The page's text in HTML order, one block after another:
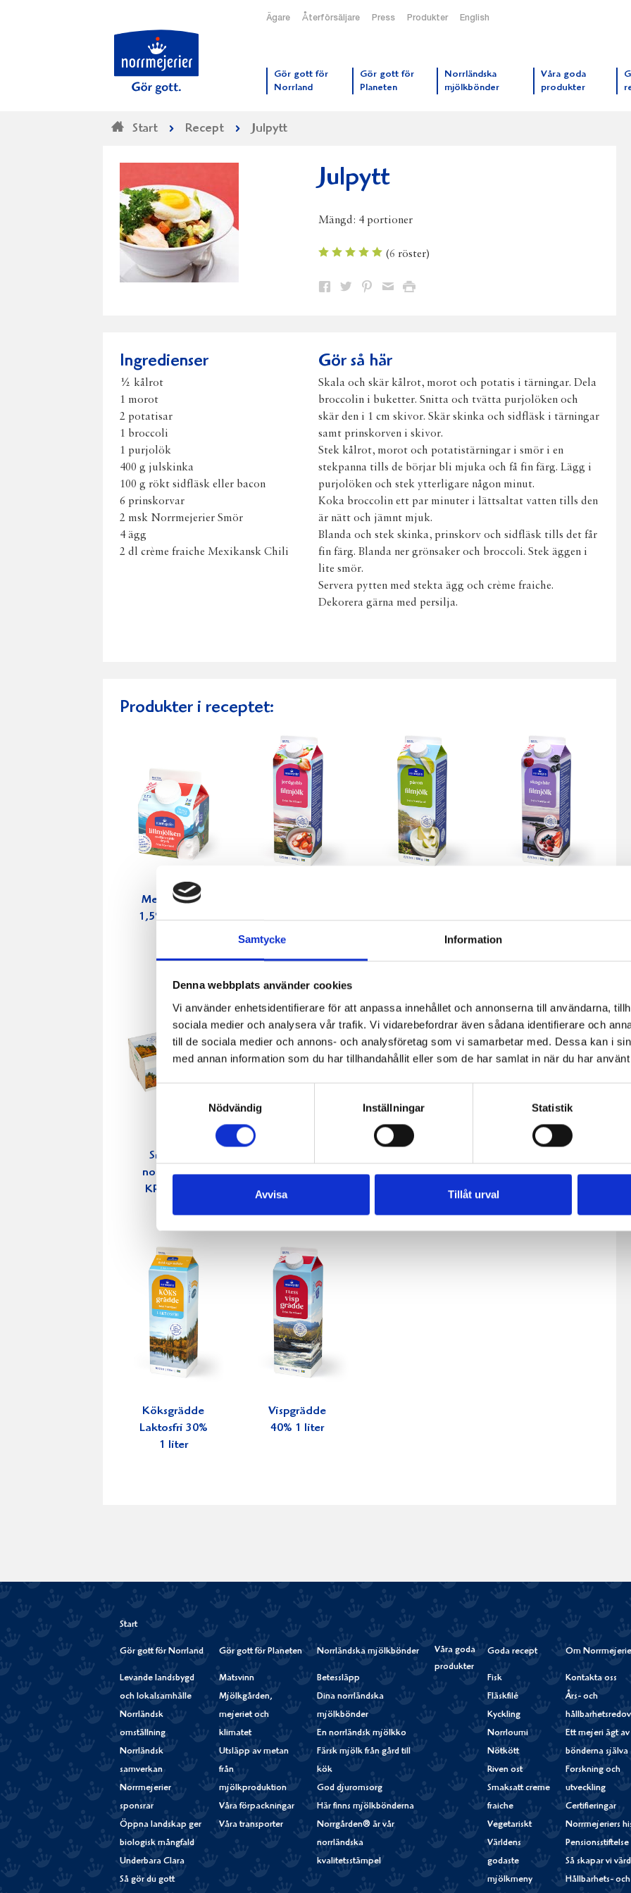
Samtycke Information
Denna webbplats använder cookies
Vi använder enhetsidentifierare för att anpassa innehållet och annonserna till användarna,
sociala medier och analysera vår trafik. Vi vidarebefordrar även sådana identifierare och
till de sociala medier och annons- och analysföretag som vi samarbetar med. Dessa kan i
med annan information som du har tillhandahållit eller som de har samlat in när du har
Nödvändig
Inställningar Statistik
Avvisa Tillåt urval
Ägare Återförsäljare Press Produkter English
Gör gott för
Norrland
Gör gott för
Planeten
Norrländska
mjölkbönder
Våra goda
produkter
Start Recept Julpytt
Julpytt
Mängd: 4 portioner
(6 röster)
Dela Dela Dela DelaSkriv
Ingredienser
½ kålrot
1 morot
2 potatisar
1 broccoli
1 purjolök
400 g julskinka
100 g rökt sidfläsk eller bacon
6 prinskorvar
2 msk Norrmejerier Smör
4 ägg
2 dl crème fraiche Mexikansk Chili
Gör så här
Skala och skär kålrot, morot och potatis i tärningar. Dela
broccolin i buketter. Snitta och tvätta purjolöken och
skär den i 1 cm skivor. Skär skinka och sidfläsk i tärningar
samt prinskorven i skivor.
Stek kålrot, morot och potatistärningar i smör i en
stekpanna tills de börjar bli mjuka och få fin färg. Lägg i
purjolöken och stek ytterligare någon minut.
Koka broccolin ett par minuter i lättsaltat vatten tills den
är nätt och jämnt mjuk.
Blanda och stek skinka, prinskorv och sidfläsk tills det får
fin färg. Blanda ner grönsaker och broccoli. Stek äggen i
lite smör.
Servera pytten med stekta ägg och crème fraiche.
Dekorera gärna med persilja.
Produkter i receptet:
Mellanmjölk
1,5% laktosfri
2,7% 1000g
1000g
2,7% 1000g
Smör Eko
normalsaltat
KRAV 500g
Fraichen 34%
500g
Fraichen 34%
Fraichen 13%
Köksgrädde
Laktosfri 30%
1 liter
Vispgrädde
40% 1 liter
Start
Gör gott för Norrland
Levande landsbygd
och lokalsamhälle
Norrländsk
omställning
Norrländsk
samverkan
Norrmejerier
sponsrar
Öppna landskap ger
biologisk mångfald
Underbara Clara
Så gör du gott
Gör gott för Planeten
Matsvinn
Mjölkgården,
mejeriet och
klimatet
Utsläpp av metan
från
mjölkproduktion
Våra förpackningar
Våra transporter
Norrländska mjölkbönder
Betessläpp
Dina norrländska
mjölkbönder
En norrländsk mjölkko
Färsk mjölk från gård till
kök
God djuromsorg
Här finns mjölkbönderna
Norrgården® är vår
norrländska
kvalitetsstämpel
Våra goda
produkter
Goda recept
Fisk
Fläskfilé
Kyckling
Norrloumi
Nötkött
Riven ost
Smaksatt creme
fraiche
Vegetariskt
Världens
godaste
mjölkmeny
Om
Kontakta oss
Års- och
Ett mejeri ägt av
bönderna själva
Forskning och
utveckling
Certifieringar
Norrmejeriers
Pensionsstiftelse
Så skapar vi
Hållbarhets- och